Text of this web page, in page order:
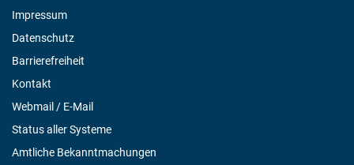
Impressum
Datenschutz
Barrierefreiheit
Kontakt
Webmail / E-Mail
Status aller Systeme
Amtliche Bekanntmachungen